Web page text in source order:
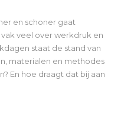
en schoner gaat
veel over werkdruk en
staat de stand van
materialen en methodes
En hoe draagt dat bij aan